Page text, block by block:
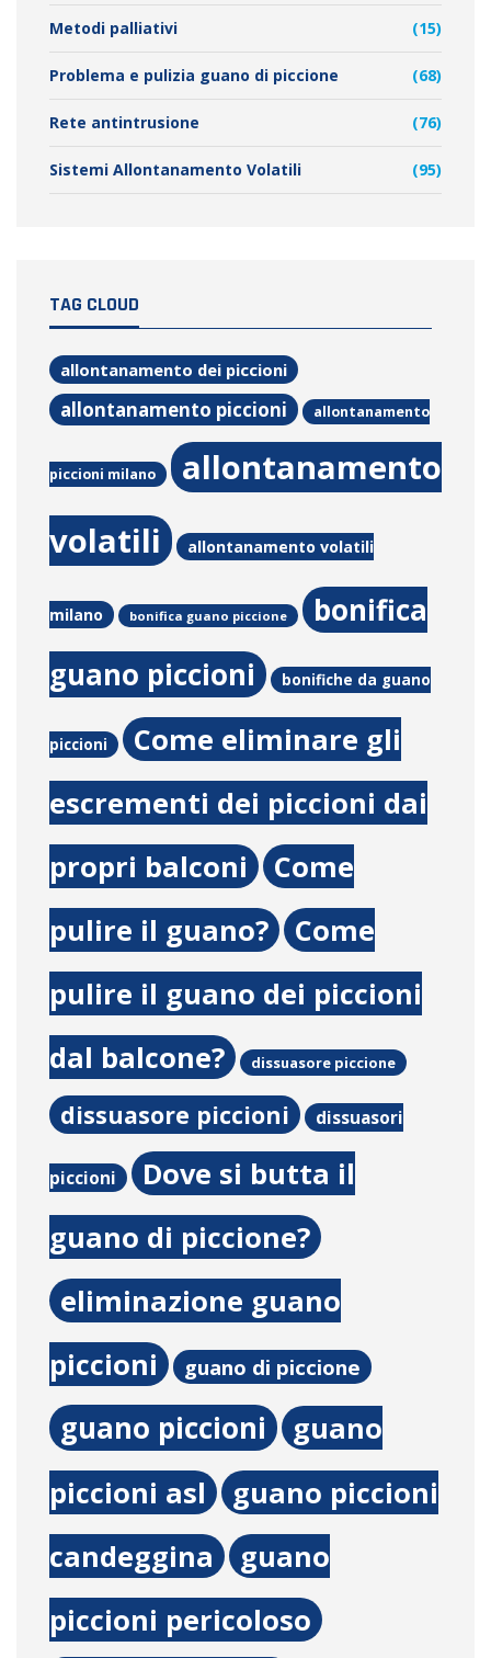
Metodi palliativi (15)
Problema e pulizia guano di piccione (68)
Rete antintrusione (76)
Sistemi Allontanamento Volatili (95)
TAG CLOUD
allontanamento dei piccioni
allontanamento piccioni allontanamento
piccioni milano
allontanamento
volatili
allontanamento volatili
milano bonifica guano piccione
bonifica
guano piccioni
bonifiche da guano
piccioni
Come eliminare gli
escrementi dei piccioni dai
propri balconi
Come
pulire il guano?
Come
pulire il guano dei piccioni
dal balcone?
dissuasore piccione
dissuasore piccioni dissuasori
piccioni
Dove si butta il
guano di piccione?
eliminazione guano
piccioni
guano di piccione
guano piccioni
guano
piccioni asl
guano piccioni
candeggina
guano
piccioni pericoloso